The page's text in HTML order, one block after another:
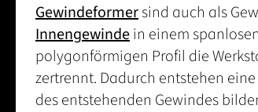
Gewindeformersind auch als
Innengewindein einem
polygonförmigen Profil die
zertrennt. Dadurch entstehen
des entstehenden Gewindes